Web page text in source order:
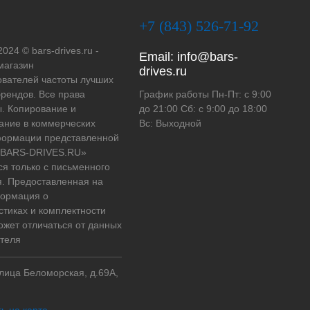
© bars-drives.ru -
частоты лучших
Все права
Копирование и
в коммерческих
представленной
DRIVES.RU»
только с письменного
Предоставленная на
о
и комплектности
отличаться от данных
Беломорская, д.69А,
+7 (843) 526-71-92
Email: info@bars-
drives.ru
График работы Пн-Пт: с 9:00
до 21:00 Сб: с 9:00 до 18:00
Вс: Выходной